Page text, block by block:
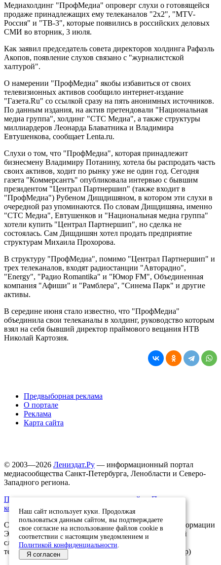
Медиахолдинг "ПрофМедиа" опроверг слухи о готовящейся
продаже принадлежащих ему телеканалов "2x2", "MTV-
Россия" и "ТВ-3", которые появились в российских деловых
СМИ во вторник, 3 июля.
Как заявил председатель совета директоров холдинга Рафаэль
Акопов, появление слухов связано с "журналистской
халтурой".
О намерении "ПрофМедиа" якобы избавиться от своих
телевизионных активов сообщило интернет-издание
"Газета.Ru" со ссылкой сразу на пять анонимных источников.
По данным издания, на актив претендовали "Национальная
медиа группа", холдинг "CTC Медиа", а также структуры
миллиардеров Леонарда Блаватника и Владимира
Евтушенкова, сообщает Lenta.ru.
Слухи о том, что "ПрофМедиа", которая принадлежит
бизнесмену Владимиру Потанину, хотела бы распродать часть
своих активов, ходит по рынку уже не один год. Сегодня
газета "Коммерсантъ" опубликовала интервью с бывшим
президентом "Централ Партнершип" (также входит в
"ПрофМедиа") Рубеном Дишдишяном, в котором эти слухи в
очередной раз упоминаются. По словам Дишдишяна, именно
"CTC Медиа", Евтушенков и "Национальная медиа группа"
хотели купить "Централ Партнершип", но сделка не
состоялась. Сам Дишдишян хотел продать предприятие
структурам Михаила Прохорова.
В структуру "ПрофМедиа", помимо "Централ Партнершип" и
трех телеканалов, входят радиостанции "Авторадио",
"Energy", "Радио Romantika" и "Юмор FM", Объединенная
компания "Афиши" и "Рамблера", "Синема Парк" и другие
активы.
В середине июня стало известно, что "ПрофМедиа"
объединила свои телеканалы в холдинг, руководство которым
взял на себя бывший директор праймового вещания НТВ
Николай Картозия.
Предвыборная реклама
О портале
Реклама
Карта сайта
© 2003—2026 Лениздат.Ру — информационный портал
медиасообщества Санкт-Петербурга, Ленобласти и Северо-
Западного региона.
Правила использования содержания сайта.
Политика
конфиденциальности.
Свидетельство о регистрации средства массовой информации
ЭЛ №ФС77-91046, выданное 10.03.2026 Федеральной
службой по надзору в сфере связи, информационных
технологий и массовых коммуникаций (Роскомнадзор)
Наш сайт использует куки. Продолжая
пользоваться данным сайтом, вы подтверждаете
свое согласие на использование файлов cookie в
соответствии с настоящим уведомлением и
Политикой конфиденциальности
Я согласен